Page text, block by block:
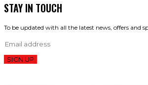
STAY IN TOUCH
To be updated with all the latest news, offers and
SIGN UP